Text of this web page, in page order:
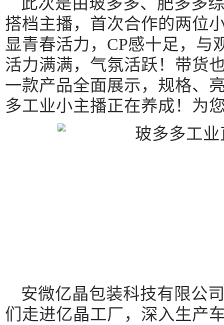
搭档主播，首次合作的两位
显青春活力，CP感十足，与
活力满满，气氛活跃！带货
一款产品全面展示，规格、
多工业小主播正在养成！为
安微亿晶包装科技有限公
们走进亿晶工厂，深入生产